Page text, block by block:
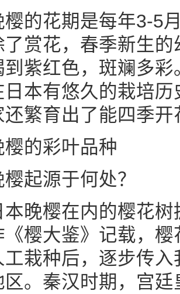
樱的花期是每年3-5
了赏花，春季新生
到紫红色，斑斓多
日本有悠久的栽培
繁育出了能四季开
樱的彩叶品种
樱起源于何处？
本晚樱在内的樱花
樱大鉴》记载，
工栽种后，逐步传
区。秦汉时期，宫